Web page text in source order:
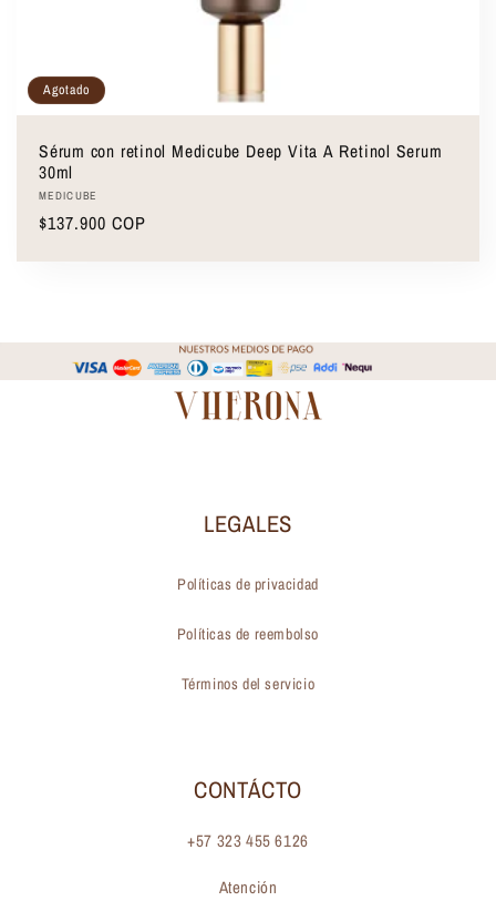
Agotado
Sérum con retinol Medicube Deep Vita A Retinol Serum
30ml
Proveedor:
MEDICUBE
Precio
$137.900 COP
LEGALES
Políticas de privacidad
Políticas de reembolso
Términos del servicio
CONTÁCTO
+57 323 455 6126
Atención